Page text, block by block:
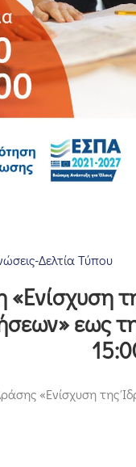
Δελτία Τύπου
εως
«Ενίσχυση της